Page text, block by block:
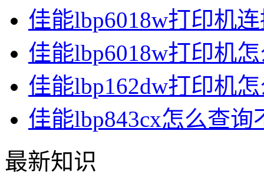
佳能lbp6018w打印机
佳能lbp6018w打印机
佳能lbp162dw打印机
佳能lbp843cx怎么查询
最新知识